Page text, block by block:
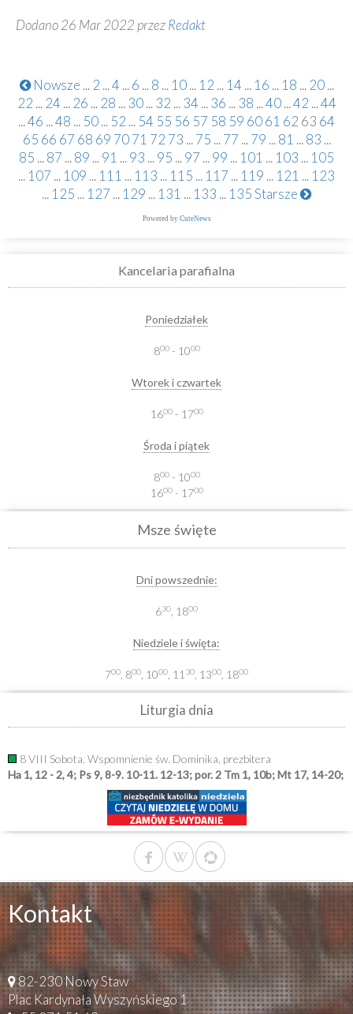
Dodano 26 Mar 2022 przezRedakt
Nowsze ... 2 ...4 ... 6 ... 8 ... 10 ... 12 ... 14 ... 16 ... 18 ... 20 ...
22 ... 24 ... 26 ... 28 ... 30 ... 32 ... 34 ... 36 ... 38 ...40 ...42 ...44
...46 ...48 ... 50... 52 ... 54 55 56 57 58 59 6061 62 63 64
65 66 67 68 69 70 71 72 73 ... 75 ... 77 ... 79 ... 81 ... 83 ...
85 ...87 ...89 ...91 ...93 ...95 ...97 ...99 ... 101 ... 103 ... 105
... 107 ... 109 ... 111 ... 113 ... 115 ... 117 ... 119 ... 121 ... 123
... 125 ... 127 ... 129 ... 131 ... 133 ... 135Starsze
Powered by CuteNews
Kancelaria parafialna
Poniedziałek
800- 1000
Wtorek i czwartek
1600- 1700
Środa i piątek
800- 1000
1600- 1700
Msze święte
Dni powszednie:
630 , 1800
Niedziele i święta:
700 , 800 , 1000 , 11 30 , 1300 , 1800
Liturgia dnia
8 VIII Sobota. Wspomnienie św. Dominika, prezbitera
Ha 1, 12 - 2, 4; Ps 9, 8-9. 10-11. 12-13; por. 2 Tm 1, 10b; Mt 17, 14-20;
Kontakt
82-230 Nowy Staw
Plac Kardynała Wyszyńskiego 1